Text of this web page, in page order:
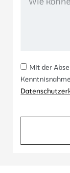
Mit der